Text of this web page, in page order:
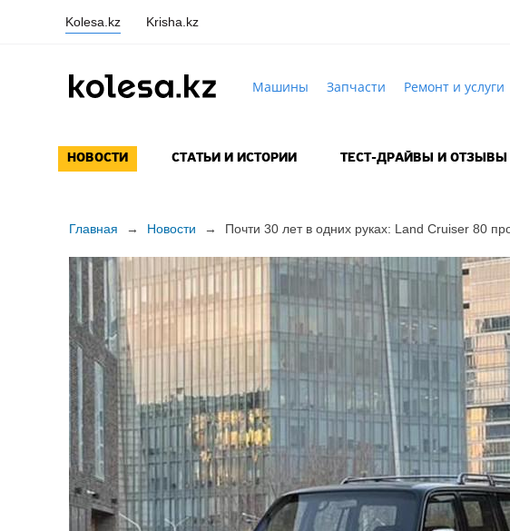
Kolesa.kz Krisha.kz
Машины Запчасти Ремонт и услуги
НОВОСТИ СТАТЬИ И ИСТОРИИ ТЕСТ-ДРАЙВЫ И ОТЗЫВЫ
Главная → Новости → Почти 30 лет в одних руках: Land Cruiser 80